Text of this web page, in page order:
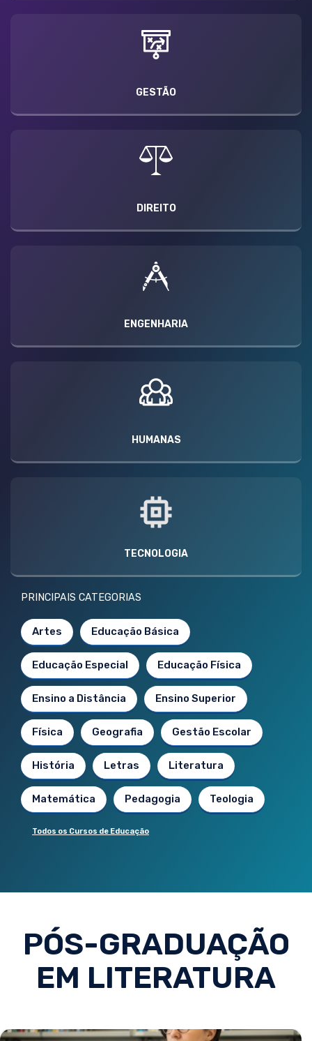
GESTÃO
DIREITO
ENGENHARIA
HUMANAS
TECNOLOGIA
PRINCIPAIS CATEGORIAS
Artes Educação Básica
Educação Especial Educação Física
Ensino a Distância Ensino Superior
Física Geografia Gestão Escolar
História Letras Literatura
Matemática Pedagogia Teologia
Todos os Cursos de Educação
PÓS-GRADUAÇÃO
EM LITERATURA